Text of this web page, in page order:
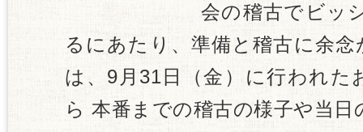
会の稽古でビッ
るにあたり、準備と稽古に余
は、9月31日（金）に行われた
ら 本番までの稽古の様子や当